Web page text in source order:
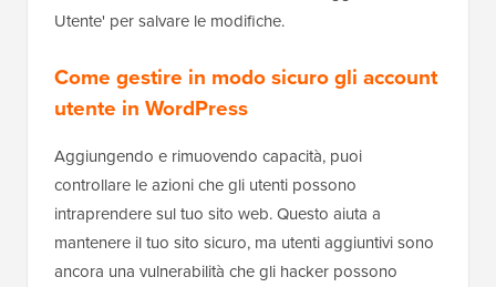
Utente' per salvare le modifiche.
Come gestire in modo sicuro gli account
utente in WordPress
Aggiungendo e rimuovendo capacità, puoi
controllare le azioni che gli utenti possono
intraprendere sul tuo sito web. Questo aiuta a
mantenere il tuo sito sicuro, ma utenti aggiuntivi sono
ancora una vulnerabilità che gli hacker possono